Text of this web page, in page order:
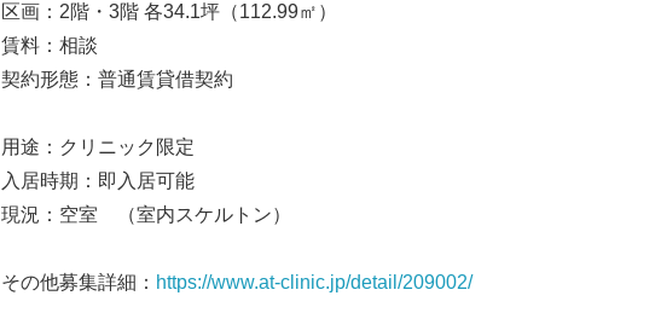
区画：2階・3階 各34.1坪（112.99㎡）
賃料：相談
契約形態：普通賃貸借契約
用途：クリニック限定
入居時期：即入居可能
現況：空室 （室内スケルトン）
その他募集詳細： https://www.at-clinic.jp/detail/209002/